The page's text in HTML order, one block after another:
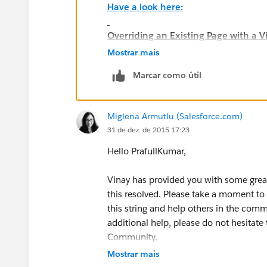
Have a look here:
Overriding an Existing Page with a
Mostrar mais
Marcar como útil
Miglena Armutlu (Salesforce.com)
31 de dez. de 2015 17:23
Hello PrafullKumar,
Vinay has provided you with some
this resolved. Please take a moment
this string and help others in the
additional help, please do not
Community.
Mostrar mais